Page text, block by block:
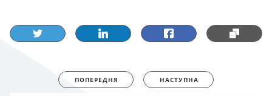
ПОПЕРЕДНЯ НАСТУПНА